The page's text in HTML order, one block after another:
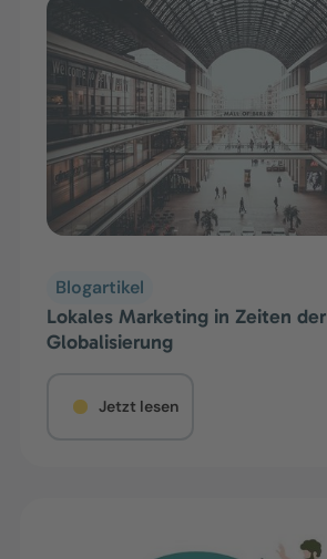
Blogartikel
Lokales Marketing in Zeiten der
Globalisierung
Jetzt lesen